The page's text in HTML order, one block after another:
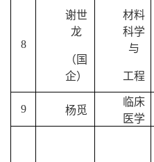
8
谢世
龙
（国
企）
材料
科学
与
工程
9 杨觅
临床
医学